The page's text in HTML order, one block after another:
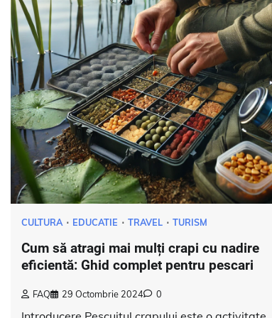
CULTURA EDUCATIE TRAVEL TURISM
Cum să atragi mai mulți crapi cu nadire
eficientă: Ghid complet pentru pescari
FAQ 29 Octombrie 2024 0